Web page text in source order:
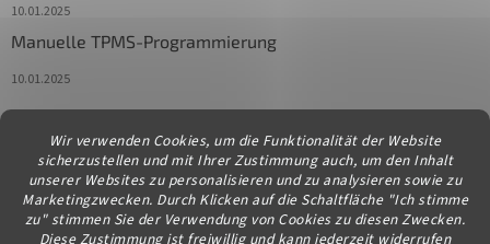
Wir verwenden Cookies, um die Funktionalität der Website
sicherzustellen und mit Ihrer Zustimmung auch, um den Inhalt
unserer Websites zu personalisieren und zu analysieren sowie zu
Marketingzwecken. Durch Klicken auf die Schaltfläche "Ich stimme
zu" stimmen Sie der Verwendung von Cookies zu diesen Zwecken.
Diese Zustimmung ist freiwillig und kann jederzeit widerrufen
10.01.2025
Manuelle TPMS-Programmierung
10.01.2025
Kontakt
info@diagstore.at